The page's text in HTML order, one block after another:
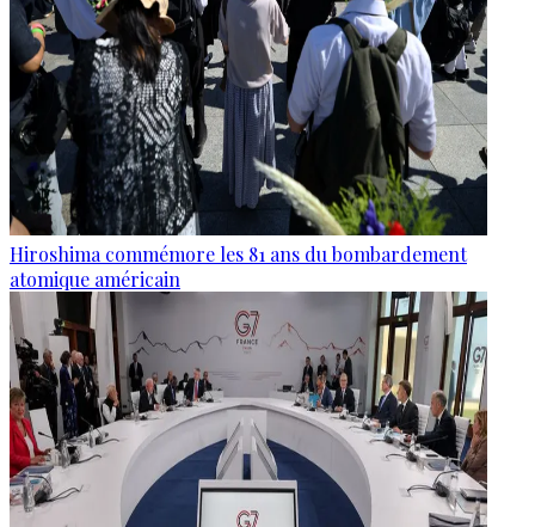
Hiroshima commémore les 81 ans du bombardement
atomique américain